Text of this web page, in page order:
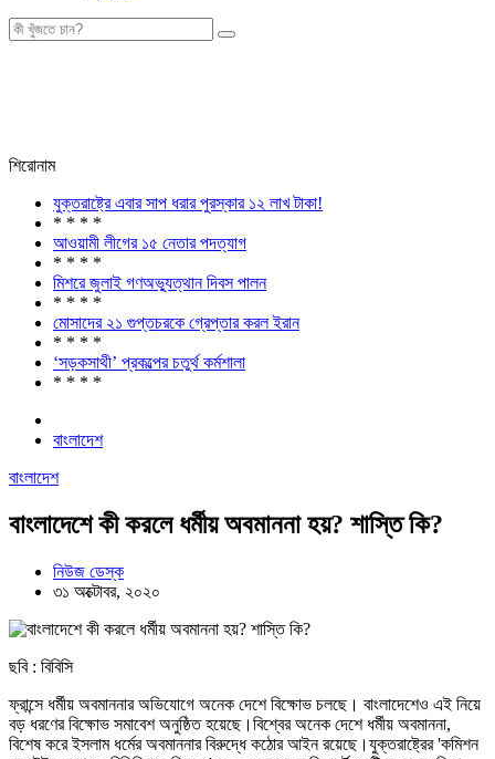
শিরোনাম
যুক্তরাষ্ট্রে এবার সাপ ধরার পুরস্কার ১২ লাখ টাকা!
* * * *
আওয়ামী লীগের ১৫ নেতার পদত্যাগ
* * * *
মিশরে জুলাই গণঅভ্যুত্থান দিবস পালন
* * * *
মোসাদের ২১ গুপ্তচরকে গ্রেপ্তার করল ইরান
* * * *
‘সড়কসাথী’ প্রকল্পের চতুর্থ কর্মশালা
* * * *
বাংলাদেশ
বাংলাদেশ
বাংলাদেশে কী করলে ধর্মীয় অবমাননা হয়? শাস্তি কি?
নিউজ ডেস্ক
৩১ অক্টোবর, ২০২০
ছবি : বিবিসি
ফ্রান্সে ধর্মীয় অবমাননার অভিযোগে অনেক দেশে বিক্ষোভ চলছে। বাংলাদেশেও এই নিয়ে
বড় ধরণের বিক্ষোভ সমাবেশ অনুষ্ঠিত হয়েছে।বিশ্বের অনেক দেশে ধর্মীয় অবমাননা,
বিশেষ করে ইসলাম ধর্মের অবমাননার বিরুদ্ধে কঠোর আইন রয়েছে।যুক্তরাষ্ট্রের 'কমিশন